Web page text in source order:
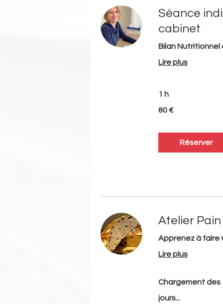
Séance
cabinet
Bilan Nutritionnel
Lire plus
1 h
euros
80 €
Réserver
Atelier
Apprenez à faire
Lire plus
Chargement des
jours...